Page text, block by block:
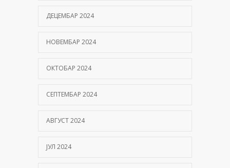
ДЕЦЕМБАР 2024
НОВЕМБАР 2024
ОКТОБАР 2024
СЕПТЕМБАР 2024
АВГУСТ 2024
ЈУЛ 2024